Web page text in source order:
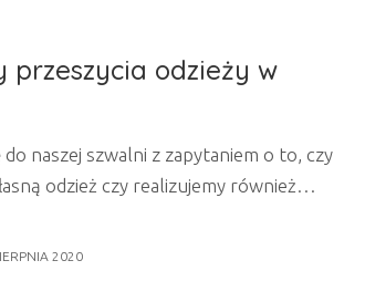
przeszycia odzieży w
naszej szwalni z zapytaniem o to, czy
odzież czy realizujemy również
odzieży. Czym właściwie są przeszycia?
usługi polegającej na pracy nad
2020